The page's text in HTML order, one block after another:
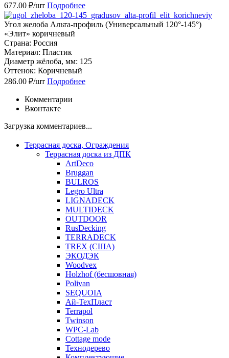
677.00 ₽/шт Подробнее
Угол желоба Альта-профиль (Универсальный 120°-145°)
«Элит» коричневый
Страна: Россия
Материал: Пластик
Диаметр жёлоба, мм: 125
Оттенок: Коричневый
286.00 ₽/шт Подробнее
Комментарии
Вконтакте
Загрузка комментариев...
Террасная доска, Ограждения
Террасная доска из ДПК
ArtDeco
Bruggan
BULROS
Legro Ultra
LIGNADECK
MULTIDECK
OUTDOOR
RusDecking
TERRADECK
TREX (США)
ЭКОДЭК
Woodvex
Holzhof (бесшовная)
Polivan
SEQUOIA
Ай-ТехПласт
Terrapol
Twinson
WPC-Lab
Cottage mode
Технодерево